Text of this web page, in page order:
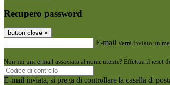
Recupero password
button close ×
E-mail Verrà inviato un
Non hai una e-mail associata al nome utente? Effettua il reset
E-mail inviata, si prega di controllare la casella di